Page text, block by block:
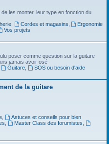
les monter, leur type en fonction du
, Cordes et magasins
Ergonomie
Vos projets
poser comme question sur la guitare
jamais avoir osé
Guitare,
SOS ou besoin d'aide
de la guitare
,
Astuces et conseils pour bien
Master Class des forumistes